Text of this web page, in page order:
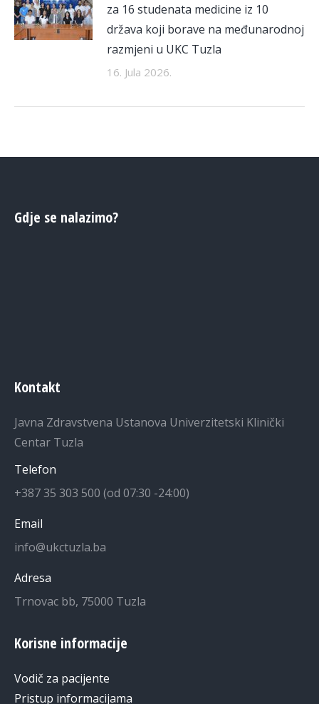
za 16 studenata medicine iz 10
država koji borave na međunarodnoj
razmjeni u UKC Tuzla
16. Jula 2026.
Gdje se nalazimo?
Kontakt
Javna Zdravstvena Ustanova Univerzitetski Klinički
Centar Tuzla
Telefon
+387 35 303 500 (od 07:30 -24:00)
Email
info@ukctuzla.ba
Adresa
Trnovac bb, 75000 Tuzla
Korisne informacije
Vodič za pacijente
Pristup informacijama